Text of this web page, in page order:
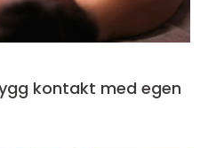
kontakt med egen